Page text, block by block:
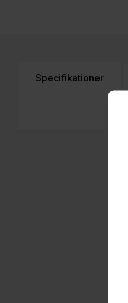
Specifikationer